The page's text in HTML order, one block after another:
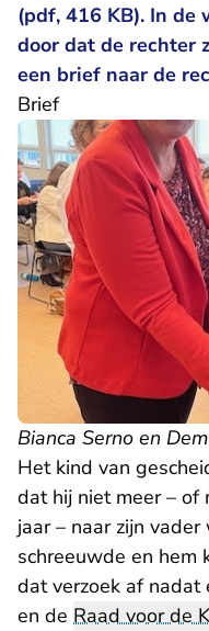
(pdf, 416 KB). In de
door dat de rechter
een brief naar de
Brief
Bianca Serno en
Het kind van
dat hij niet meer – of
jaar – naar zijn
schreeuwde en hem
dat verzoek af nadat
en de Raad voor de